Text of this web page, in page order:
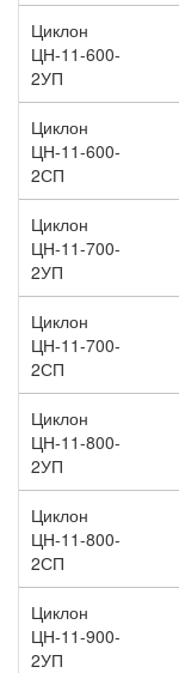
Циклон
ЦН-11-600-
2УП
Циклон
ЦН-11-600-
2СП
Циклон
ЦН-11-700-
2УП
Циклон
ЦН-11-700-
2СП
Циклон
ЦН-11-800-
2УП
Циклон
ЦН-11-800-
2СП
Циклон
ЦН-11-900-
2УП